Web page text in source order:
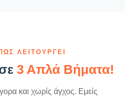
ΛΕΙΤΟΥΡΓΕΊ
3 Απλά Βήματα!
και χωρίς άγχος. Εμείς